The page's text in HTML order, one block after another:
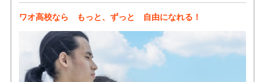
ワオ高校なら もっと、ずっと 自由になれる！